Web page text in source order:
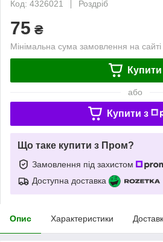
Код: 4326021
Роздріб
75 ₴
Мінімальна сума замовлення на
Купити
або
Купити з
Що таке купити з Пром?
Замовлення під захистом
Доступна доставка
Опис Характеристики